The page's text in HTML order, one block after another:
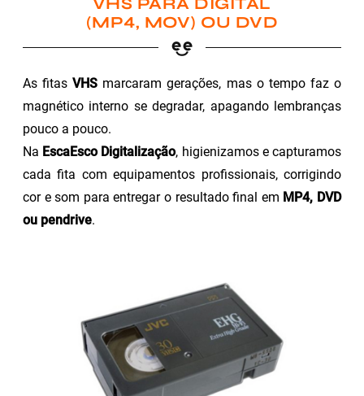
(MP4, MOV) OU DVD
As fitasVHS marcaram gerações, mas o tempo faz o
magnético interno se degradar, apagando lembranças
pouco a pouco.
Na EscaEsco Digitalização, higienizamos e capturamos
cada fita com equipamentos profissionais, corrigindo
cor e som para entregar o resultado final em MP4, DVD
ou pendrive.